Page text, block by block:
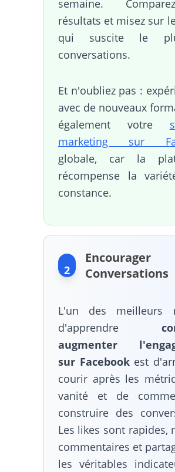
semaine.
résultats et misez sur
qui suscite le
conversations.
Et n'oubliez pas :
avec de nouveaux
également votre
marketing sur
globale, car la
récompense la
constance.
2
Conversations
L'un des meilleurs
d'apprendre
augmenter
sur Facebookest
courir après les
vanité et de
construire des
Les likes sont rapides,
commentaires et
les véritables